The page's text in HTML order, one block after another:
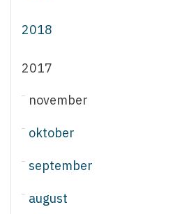
2018
2017
november
oktober
september
august